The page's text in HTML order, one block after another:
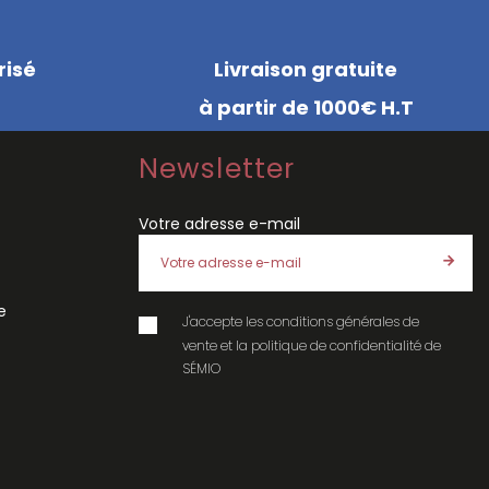
Livraison gratuite
à partir de 1000€ H.T
Newsletter
Votre adresse e-mail
J'accepte lesconditions générales de
venteet la politique de confidentialitéde
SÉMIO